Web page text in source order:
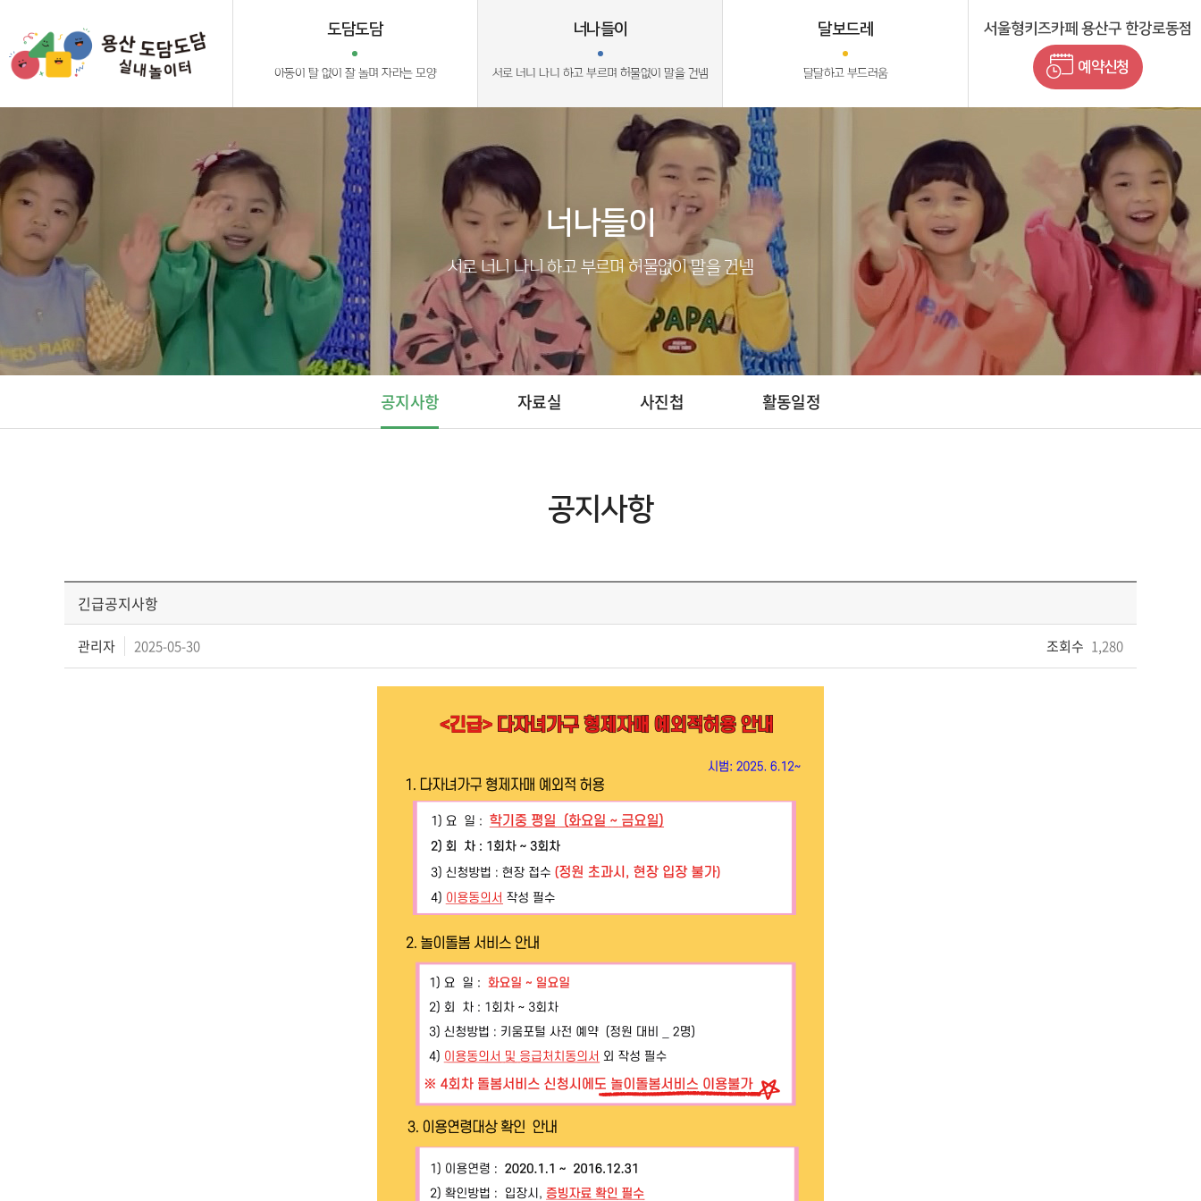
도담도담
아동이 탈 없이 잘 놀며 자라는 모양
너나들이
서로 너니 나니 하고 부르며 허물없이 말을 건넴
달보드레
달달하고 부드러움
서울형키즈카페 용산구 한강로동점
예약신청
너나들이
서로 너니 나니 하고 부르며 허물없이 말을 건넴
공지사항 자료실 사진첩 활동일정
공지사항
긴급공지사항
관리자 2025-05-30 조회수 1,280